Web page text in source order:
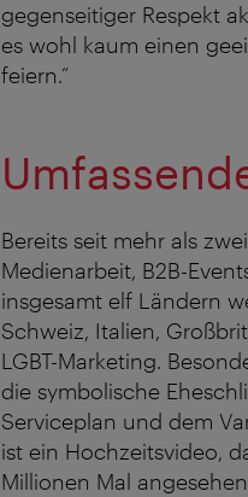
gegenseitiger Respekt
es wohl kaum einen
feiern.“
Bereits seit mehr als
Medienarbeit, B2B-
insgesamt elf Ländern
Schweiz, Italien,
LGBT-Marketing.
die symbolische
Serviceplan und dem
ist ein Hochzeitsvideo,
Millionen Mal